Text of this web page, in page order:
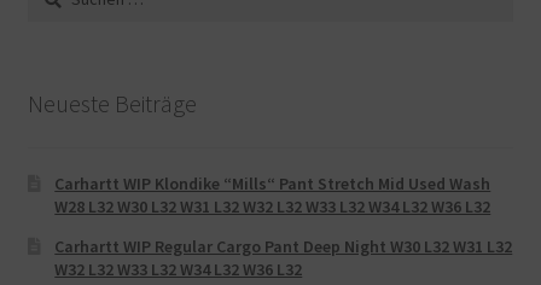
nach:
Neueste Beiträge
Carhartt WIP Klondike “Mills“ Pant Stretch Mid Used Wash
W28 L32 W30 L32 W31 L32 W32 L32 W33 L32 W34 L32 W36 L32
Carhartt WIP Regular Cargo Pant Deep Night W30 L32 W31 L32
W32 L32 W33 L32 W34 L32 W36 L32